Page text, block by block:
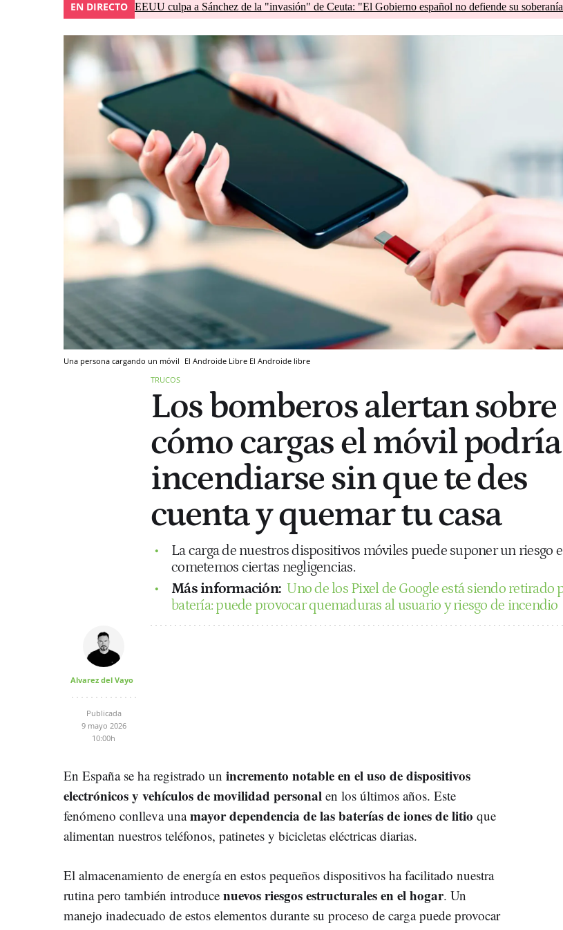
EN DIRECTO EEUU culpa a Sánchez de la "invasión" de Ceuta: "El Gobierno español no defiende su
Una persona cargando un móvil El Androide Libre El Androide libre
TRUCOS
Los bomberos alertan sobre
cómo cargas el móvil podría
incendiarse sin que te des
cuenta y quemar tu casa
La carga de nuestros dispositivos móviles puede suponer un riesgo
cometemos ciertas negligencias.
Más información: Uno de los Pixel de Google está siendo retirado
batería: puede provocar quemaduras al usuario y riesgo de incendio
Alvarez del Vayo
Publicada
9 mayo 2026
10:00h
En España se ha registrado un incremento notable en el uso de dispositivos
electrónicos y vehículos de movilidad personal en los últimos años. Este
fenómeno conlleva unamayor dependencia de las baterías de iones de litio que
alimentan nuestros teléfonos, patinetes y bicicletas eléctricas diarias.
El almacenamiento de energía en estos pequeños dispositivos ha facilitado nuestra
rutina pero también introduce nuevos riesgos estructurales en el hogar. Un
manejo inadecuado de estos elementos durante su proceso de carga puede provocar